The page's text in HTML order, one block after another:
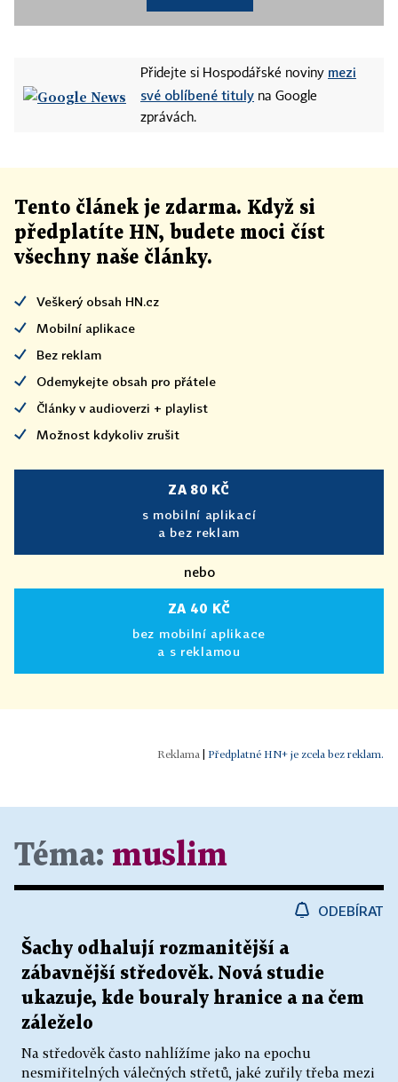
Přidejte si Hospodářské noviny mezi
své oblíbené tituly na Google
zprávách.
Tento článek je zdarma. Když si
předplatíte HN, budete moci číst
všechny naše články.
Veškerý obsah HN.cz
Mobilní aplikace
Bez reklam
Odemykejte obsah pro přátele
Články v audioverzi + playlist
Možnost kdykoliv zrušit
ZA 80 KČ
s mobilní aplikací
a bez reklam
nebo
ZA 40 KČ
bez mobilní aplikace
a s reklamou
| Předplatné HN+ je zcela bez reklam.
Téma: muslim
ODEBÍRAT
Šachy odhalují rozmanitější a
zábavnější středověk. Nová studie
ukazuje, kde bouraly hranice a na čem
záleželo
Na středověk často nahlížíme jako na epochu
nesmiřitelných válečných střetů, jaké zuřily třeba mezi